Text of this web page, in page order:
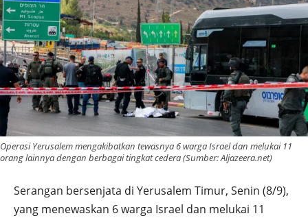
Operasi Yerusalem mengakibatkan tewasnya 6 warga Israel dan melukai 11
orang lainnya dengan berbagai tingkat cedera (Sumber: Aljazeera.net)
Serangan bersenjata di Yerusalem Timur, Senin (8/9),
yang menewaskan 6 warga Israel dan melukai 11